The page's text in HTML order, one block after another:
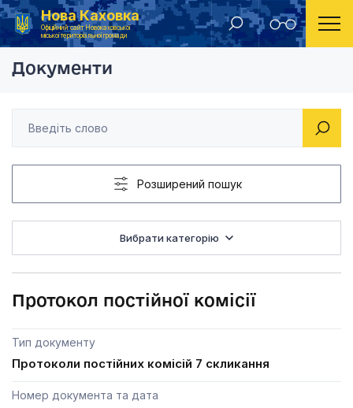
Нова Каховка
Офіційний сайт Новокаховської
міської територіальної громади
Головна Постійна комісія з питань планування, бюджету та фінансів Протокол постійної
Документи
Розширений пошук
Вибрати категорію
Протокол постійної комісії
Тип документу
Протоколи постійних комісій 7 скликання
Номер документа та дата